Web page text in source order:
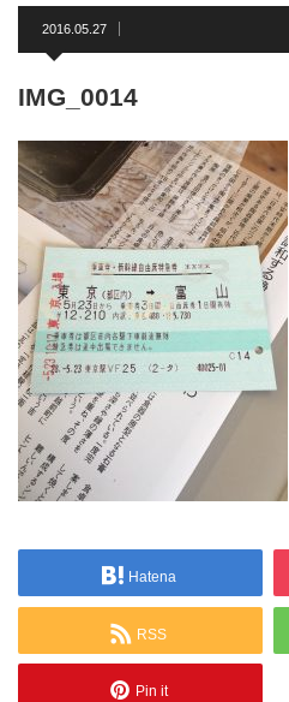
2016.05.27
IMG_0014
Hatena
RSS
Pin it